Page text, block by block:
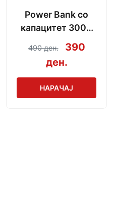
Power Bank со
капацитет 3000
mAh + кабел за
полнење
490 ден.
390
ден.
НАРАЧАЈ